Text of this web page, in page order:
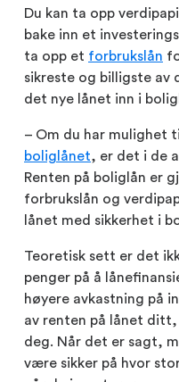
Du kan ta opp
bake inn et
ta opp et forbrukslån
sikreste og billigste av
det nye lånet inn i
– Om du har mulighet
boliglånet, er det i de
Renten på boliglån er
forbrukslån og
lånet med sikkerhet i
Teoretisk sett er det
penger på å
høyere avkastning på
av renten på lånet
deg. Når det er sagt,
være sikker på hvor